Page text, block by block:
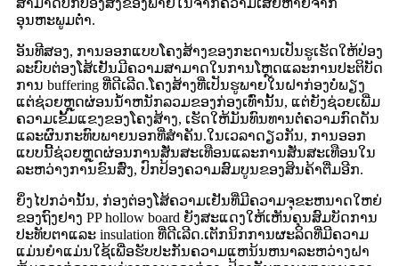
ອຸນຫະພູມຕໍ່າ.
ອັນທີສອງ, ການອອກແບບໂຄງສ້າງຂອງກະດານເປັນຮູເຮັດໃຫ້ປ່ອງ
ລະບົບຕ່ອງໂສ້ເຢັນມີຄວາມສາມາດໃນການໂຫຼດແລະການປະຕິບັດ
ການ buffering ທີ່ດີເລີດ.ໂຄງສ້າງທີ່ເປັນຮູພາຍໃນຝາກ່ອງບໍ່ພຽງ
ແຕ່ຊ່ວຍຫຼຸດຜ່ອນນ້ໍາຫນັກລວມຂອງກ່ອງເທົ່ານັ້ນ, ແຕ່ຍັງຊ່ວຍເພີ່ມ
ຄວາມເຂັ້ມແຂງຂອງໂຄງສ້າງ, ເຮັດໃຫ້ມັນທົນທານຕໍ່ຄວາມກົດດັນ
ແລະຜົນກະທົບພາຍນອກທີ່ສໍາຄັນ.ໃນເວລາດຽວກັນ, ການອອກ
ແບບນີ້ຊ່ວຍຫຼຸດຜ່ອນການສັ່ນສະເທືອນແລະການສັ່ນສະເທືອນໃນ
ລະຫວ່າງການຂົນສົ່ງ, ປົກປ້ອງຄວາມສົມບູນຂອງສິນຄ້າຕື່ມອີກ.
ຍິ່ງໄປກວ່ານັ້ນ, ກ່ອງຕ່ອງໂສ້ຄວາມເຢັນທີ່ມີຄວາມຈຸຂະຫນາດໃຫຍ່
ຂອງຖົງຢາງ PP hollow board ຍັງສະແດງໃຫ້ເຫັນຄຸນສົມບັດການ
ປະທັບຕາແລະ insulation ທີ່ດີເລີດ.ເຕັກນິກການຜະລິດທີ່ມີຄວາມ
ແມ່ນຍໍາແມ່ນໃຊ້ເພື່ອຮັບປະກັນຄວາມແຫນ້ນຫນາລະຫວ່າງຝາ